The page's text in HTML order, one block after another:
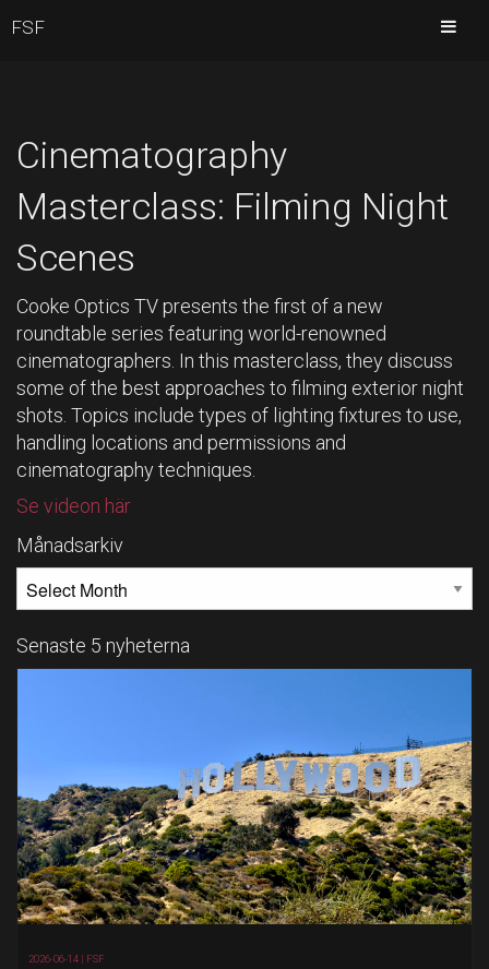
Cinematography
Masterclass: Filming Night
Scenes
Cooke Optics TV presents the first of a new
roundtable series featuring world-renowned
cinematographers. In this masterclass, they discuss
some of the best approaches to filming exterior night
shots. Topics include types of lighting fixtures to use,
handling locations and permissions and
cinematography techniques.
Se videon här
Månadsarkiv
Senaste 5 nyheterna
2026-06-14 | FSF
FSF